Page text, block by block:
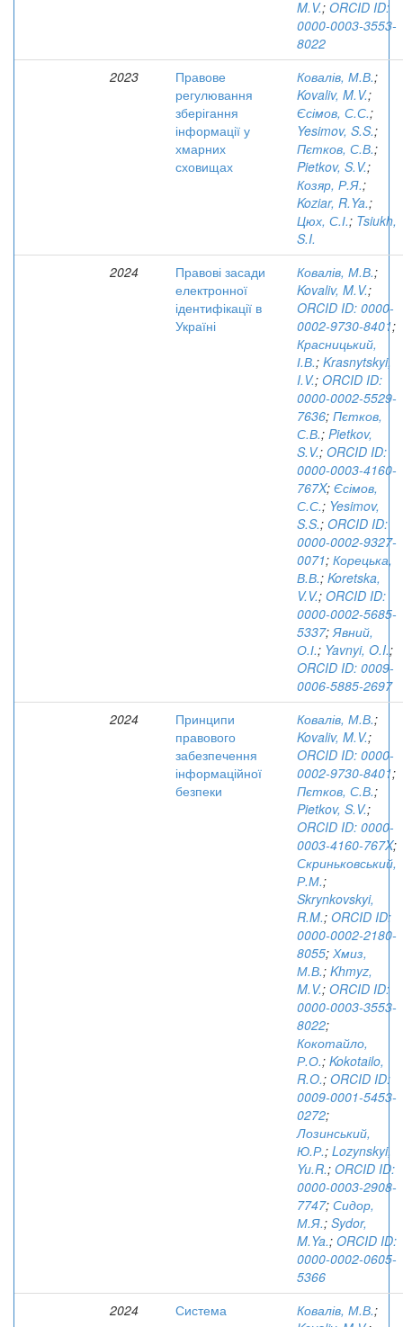
M.V.; ORCID ID:
0000-0003-3553-
8022
2023
Правове
регулювання
зберігання
інформації у
хмарних
сховищах
Ковалів, М.В.;
Kovaliv, M.V.;
Єсімов, С.С.;
Yesimov, S.S.;
Пєтков, С.В.;
Pietkov, S.V.;
Козяр, Р.Я.;
Koziar, R.Ya.;
Цюх, С.І.; Tsiukh,
S.I.
2024
Правові засади
електронної
ідентифікації в
Україні
Ковалів, М.В.;
Kovaliv, M.V.;
ORCID ID: 0000-
0002-9730-8401;
Красницький,
І.В.; Krasnytskyi,
I.V.; ORCID ID:
0000-0002-5529-
7636; Пєтков,
С.В.; Pietkov,
S.V.; ORCID ID:
0000-0003-4160-
767X; Єсімов,
С.С.; Yesimov,
S.S.; ORCID ID:
0000-0002-9327-
0071; Корецька,
В.В.; Koretska,
V.V.; ORCID ID:
0000-0002-5685-
5337;Явний,
О.І.; Yavnyi, O.I.;
ORCID ID: 0009-
0006-5885-2697
2024
Принципи
правового
забезпечення
інформаційної
безпеки
Ковалів, М.В.;
Kovaliv, M.V.;
ORCID ID: 0000-
0002-9730-8401;
Пєтков, С.В.;
Pietkov, S.V.;
ORCID ID: 0000-
0003-4160-767X;
Скриньковський,
Р.М.;
Skrynkovskyi,
R.M.; ORCID ID:
0000-0002-2180-
8055; Хмиз,
М.В.; Khmyz,
M.V.; ORCID ID:
0000-0003-3553-
8022;
Кокотайло,
Р.О.; Kokotailo,
R.O.; ORCID ID:
0009-0001-5453-
0272;
Лозинський,
Ю.Р.; Lozynskyi,
Yu.R.; ORCID ID:
0000-0003-2908-
7747; Сидор,
М.Я.; Sydor,
M.Ya.; ORCID ID:
0000-0002-0605-
5366
2024
Система
Ковалів, М.В.;